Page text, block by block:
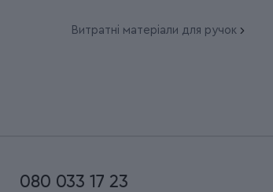
Витратні матеріали для ручок
080 033 17 23